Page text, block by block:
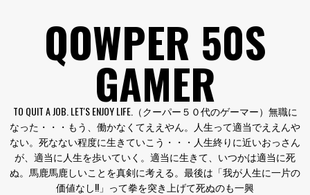
QOWPER 50S
GAMER
TO QUIT A JOB. LET'S ENJOY LIFE.（クーパー５０代のゲーマー）無職に
なった・・・もう、働かなくてええやん。人生って適当でええんや
ない。死なない程度に生きていこう・・・人生終りに近いおっさん
が、適当に人生を歩いていく。適当に生きて、いつかは適当に死
ぬ。馬鹿馬鹿しいことを真剣に考える。最後は「我が人生に一片の
価値なし!!」って拳を突き上げて死ぬのも一興